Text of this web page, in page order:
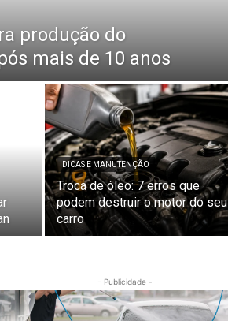
produção do
mais de 10 anos
DICAS E MANUTENÇÃO
Troca de óleo: 7 erros que
podem destruir o motor do seu
carro
- Publicidade -